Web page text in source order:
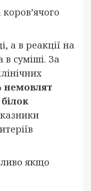
а в реакції на
в суміші. За
немовлят
якщо